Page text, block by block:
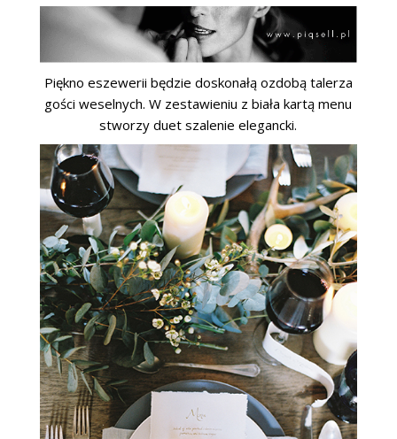
Piękno eszewerii będzie doskonałą ozdobą talerza
gości weselnych. W zestawieniu z biała kartą menu
stworzy duet szalenie elegancki.